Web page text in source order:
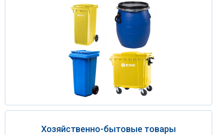
Хозяйственно-бытовые товары